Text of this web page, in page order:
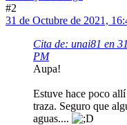
#2
31 de Octubre de 2021,
Cita de: unai81 en
PM
Aupa!
Estuve hace poco
traza. Seguro que
aguas....